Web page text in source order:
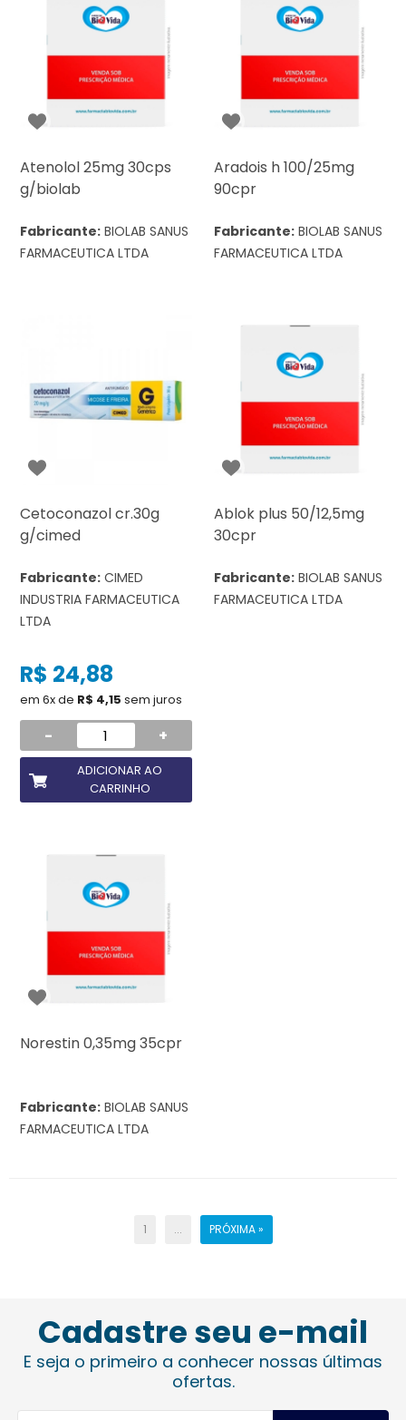
Atenolol 25mg 30cps
g/biolab
Fabricante: BIOLAB SANUS
FARMACEUTICA LTDA
Aradois h 100/25mg
90cpr
Fabricante: BIOLAB SANUS
FARMACEUTICA LTDA
Cetoconazol cr.30g
g/cimed
Fabricante: CIMED
INDUSTRIA FARMACEUTICA
LTDA
R$ 24,88
em 6x de R$ 4,15 sem juros
- +
ADICIONAR AO
CARRINHO
Ablok plus 50/12,5mg
30cpr
Fabricante: BIOLAB SANUS
FARMACEUTICA LTDA
Norestin 0,35mg 35cpr
Fabricante: BIOLAB SANUS
FARMACEUTICA LTDA
1 ... PRÓXIMA »
Cadastre seu e-mail
E seja o primeiro a conhecer nossas últimas
ofertas.